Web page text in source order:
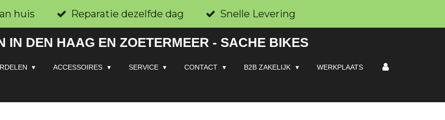
huis Reparatie dezelfde dag Snelle Levering
IN DEN HAAG EN ZOETERMEER - SACHE BIKES
ACCESSOIRES SERVICE CONTACT B2B ZAKELIJK WERKPLAATS